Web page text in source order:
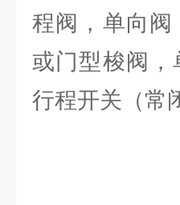
程阀，单向
或门型梭阀
行程开关（常